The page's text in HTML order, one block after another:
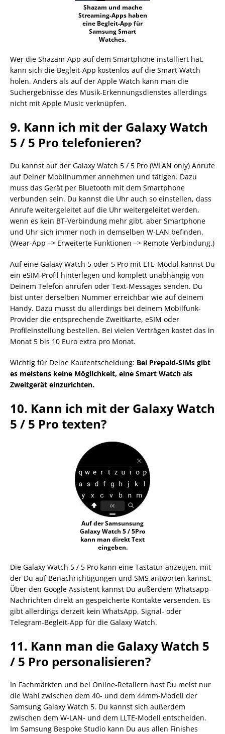
Shazam und mache
Streaming-Apps haben
eine Begleit-App für
Samsung Smart
Watches.
Wer die Shazam-App auf dem Smartphone installiert hat,
kann sich die Begleit-App kostenlos auf die Smart Watch
holen. Anders als auf der Apple Watch kann man die
Suchergebnisse des Musik-Erkennungsdienstes allerdings
nicht mit Apple Music verknüpfen.
9. Kann ich mit der Galaxy Watch
5 / 5 Pro telefonieren?
Du kannst auf der Galaxy Watch 5 / 5 Pro (WLAN only) Anrufe
auf Deiner Mobilnummer annehmen und tätigen. Dazu
muss das Gerät per Bluetooth mit dem Smartphone
verbunden sein. Du kannst die Uhr auch so einstellen, dass
Anrufe weitergeleitet auf die Uhr weitergeleitet werden,
wenn es kein BT-Verbindung mehr gibt, aber Smartphone
und Uhr sich immer noch in demselben W-LAN befinden.
(Wear-App –> Erweiterte Funktionen –> Remote Verbindung.)
Auf eine Galaxy Watch 5 oder 5 Pro mit LTE-Modul kannst Du
ein eSIM-Profil hinterlegen und komplett unabhängig von
Deinem Telefon anrufen oder Text-Messages senden. Du
bist unter derselben Nummer erreichbar wie auf deinem
Handy. Dazu musst du allerdings bei deinem Mobilfunk-
Provider die entsprechende Zweitkarte, eSIM oder
Profileinstellung bestellen. Bei vielen Verträgen kostet das in
Monat 5 bis 10 Euro extra pro Monat.
Wichtig für Deine Kaufentscheidung: Bei Prepaid-SIMs gibt
es meistens keine Möglichkeit, eine Smart Watch als
Zweitgerät einzurichten.
10. Kann ich mit der Galaxy Watch
5 / 5 Pro texten?
Auf der Samsunsung
Galaxy Watch 5 / 5Pro
kann man direkt Text
eingeben.
Die Galaxy Watch 5 / 5 Pro kann eine Tastatur anzeigen, mit
der Du auf Benachrichtigungen und SMS antworten kannst.
Über den Google Assistent kannst Du außerdem Whatsapp-
Nachrichten direkt an gespeicherte Kontakte versenden. Es
gibt allerdings derzeit kein WhatsApp, Signal- oder
Telegram-Begleit-App für die Galaxy Watch.
11. Kann man die Galaxy Watch 5
/ 5 Pro personalisieren?
In Fachmärkten und bei Online-Retailern hast Du meist nur
die Wahl zwischen dem 40- und dem 44mm-Modell der
Samsung Galaxy Watch 5. Du kannst sich außerdem
zwischen dem W-LAN- und dem LLTE-Modell entscheiden.
Im Samsung Bespoke Studio kann Du aus allen Finishes